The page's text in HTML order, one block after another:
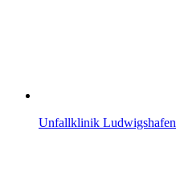
Unfallklinik Ludwigshafen